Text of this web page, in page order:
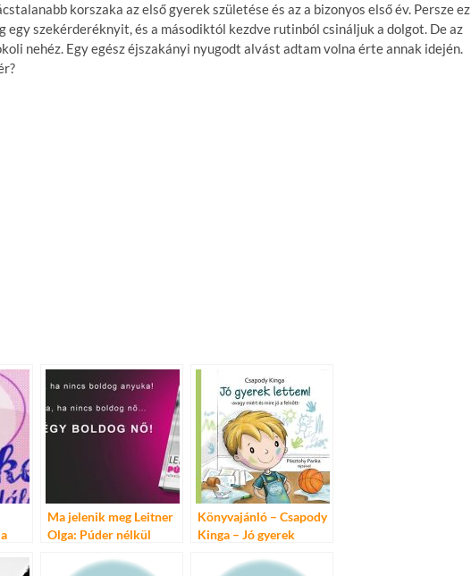
korszaka az első gyerek születése és az a bizonyos első év. Persze ez
egy szekérderéknyit, és a másodiktól kezdve rutinból csináljuk a dolgot. De az
nehéz. Egy egész éjszakányi nyugodt alvást adtam volna érte annak idején.
Ma jelenik meg Leitner
Olga: Púder nélkül
Könyvajánló – Csapody
Kinga – Jó gyerek